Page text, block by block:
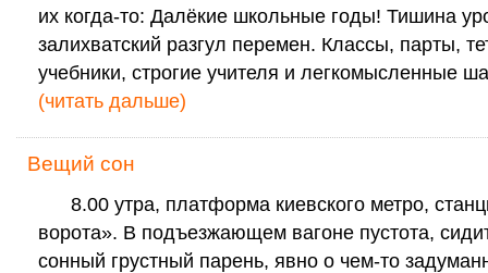
их когда-то: Далёкие школьные годы! Тишина
залихватский разгул перемен. Классы, парты,
учебники, строгие учителя и легкомысленные
(читать дальше)
Вещий сон
8.00 утра, платформа киевского метро,
ворота». В подъезжающем вагоне пустота,
сонный грустный парень, явно о чем-то